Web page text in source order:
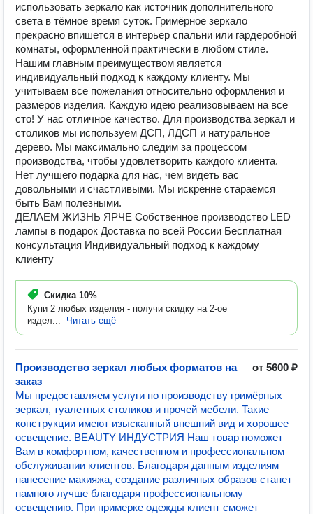
использовать зеркало как источник дополнительного
света в тёмное время суток. Гримёрное зеркало
прекрасно впишется в интерьер спальни или гардеробной
комнаты, оформленной практически в любом стиле.
Нашим главным преимуществом является
индивидуальный подход к каждому клиенту. Мы
учитываем все пожелания относительно оформления и
размеров изделия. Каждую идею реализовываем на все
сто! У нас отличное качество. Для производства зеркал и
столиков мы используем ДСП, ЛДСП и натуральное
дерево. Мы максимально следим за процессом
производства, чтобы удовлетворить каждого клиента.
Нет лучшего подарка для нас, чем видеть вас
довольными и счастливыми. Мы искренне стараемся
быть Вам полезными.
ДЕЛАЕМ ЖИЗНЬ ЯРЧЕ Собственное производство LED
лампы в подарок Доставка по всей России Бесплатная
консультация Индивидуальный подход к каждому
клиенту
Скидка 10%
Купи 2 любых изделия - получи скидку на 2-ое
издел...
Читать ещё
Производство зеркал любых форматов на
заказ
от 5600 ₽
Мы предоставляем услуги по производству гримёрных
зеркал, туалетных столиков и прочей мебели. Такие
конструкции имеют изысканный внешний вид и хорошее
освещение. BEAUTY ИНДУСТРИЯ Наш товар поможет
Вам в комфортном, качественном и профессиональном
обслуживании клиентов. Благодаря данным изделиям
нанесение макияжа, создание различных образов станет
намного лучше благодаря профессиональному
освещению. При примерке одежды клиент сможет